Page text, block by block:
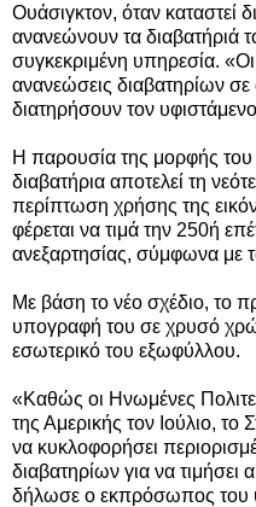
Ουάσιγκτον, όταν καταστεί
ανανεώνουν τα
συγκεκριμένη υπηρεσία. «Οι
ανανεώσεις διαβατηρίων
διατηρήσουν τον
Η παρουσία της μορφής
διαβατήρια αποτελεί τη
περίπτωση χρήσης της
φέρεται να τιμά την 250ή
ανεξαρτησίας, σύμφωνα με
Με βάση το νέο σχέδιο, το
υπογραφή του σε χρυσό
εσωτερικό του εξωφύλλου.
«Καθώς οι Ηνωμένες
της Αμερικής τον Ιούλιο, το
να κυκλοφορήσει
διαβατηρίων για να τιμήσει
δήλωσε ο εκπρόσωπος του